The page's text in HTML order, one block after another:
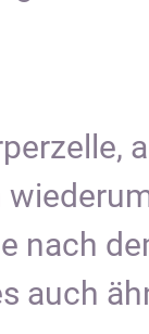
nach
auch